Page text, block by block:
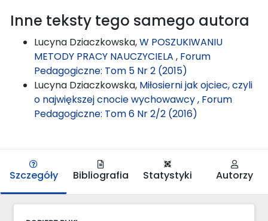
Inne teksty tego samego autora
Lucyna Dziaczkowska,W POSZUKIWANIU
METODY PRACY NAUCZYCIELA , Forum
Pedagogiczne: Tom 5 Nr 2 (2015)
Lucyna Dziaczkowska, Miłosierni jak ojciec, czyli
o największej cnocie wychowawcy, Forum
Pedagogiczne: Tom 6 Nr 2/2 (2016)
Szczegóły Bibliografia Statystyki Autorzy